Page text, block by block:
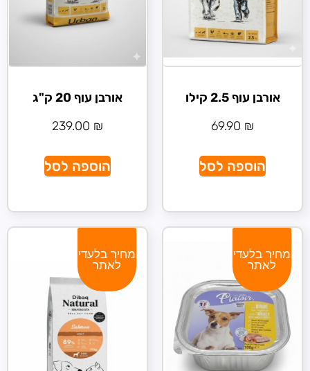
אורבן עוף 2.5 קילו
69.90 ₪
הוספה לסל
אורבן עוף 20 ק"ג
239.00 ₪
הוספה לסל
מחיר בלעדי
לאתר
מחיר בלעדי
לאתר